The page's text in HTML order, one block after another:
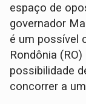
espaço de
governador
é um possível
Rondônia
possibilidade
concorrer a